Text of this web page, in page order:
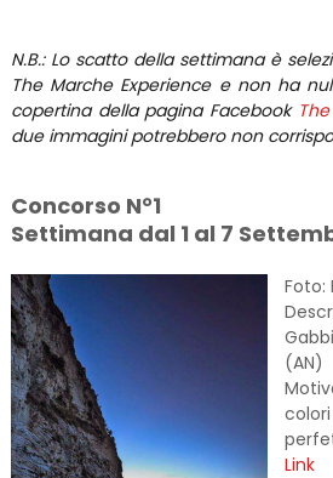
N.B.: Lo scatto della settimana è
The Marche Experience e non ha
copertina della pagina Facebook
due immagini potrebbero non
Concorso N°1
Settimana dal 1 al 7
Foto:
(AN)
Link